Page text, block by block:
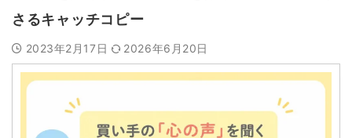
さるキャッチコピー
2023年2月17日 2026年6月20日